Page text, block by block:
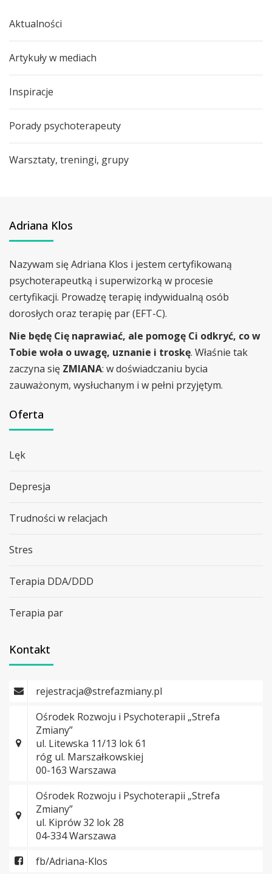
Aktualności
Artykuły w mediach
Inspiracje
Porady psychoterapeuty
Warsztaty, treningi, grupy
Adriana Klos
Nazywam się Adriana Klos i jestem certyfikowaną
psychoterapeutką i superwizorką w procesie
certyfikacji. Prowadzę terapię indywidualną osób
dorosłych oraz terapię par (EFT-C).
Nie będę Cię naprawiać, ale pomogę Ci odkryć, co w
Tobie woła o uwagę, uznanie i troskę. Właśnie tak
zaczyna się ZMIANA: w doświadczaniu bycia
zauważonym, wysłuchanym i w pełni przyjętym.
Oferta
Lęk
Depresja
Trudności w relacjach
Stres
Terapia DDA/DDD
Terapia par
Kontakt
rejestracja@strefazmiany.pl
Ośrodek Rozwoju i Psychoterapii „Strefa
Zmiany”
ul. Litewska 11/13 lok 61
róg ul. Marszałkowskiej
00-163 Warszawa
Ośrodek Rozwoju i Psychoterapii „Strefa
Zmiany”
ul. Kiprów 32 lok 28
04-334 Warszawa
fb/Adriana-Klos